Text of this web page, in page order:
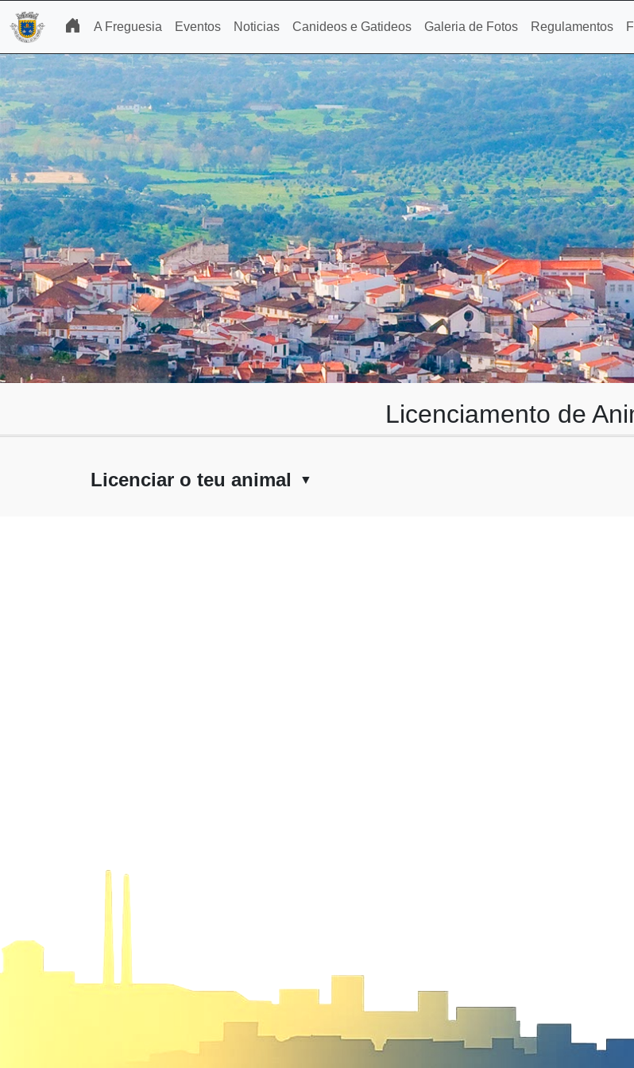
A Freguesia Eventos Noticias Canideos e Gatideos Galeria de Fotos Regulamentos
Licenciamento de
Licenciar o teu animal ▼